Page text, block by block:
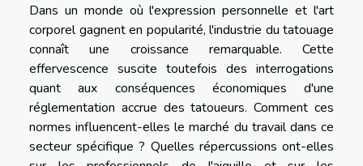
Dans un monde où l'expression personnelle et l'art
corporel gagnent en popularité, l'industrie du tatouage
connaît une croissance remarquable. Cette
effervescence suscite toutefois des interrogations
quant aux conséquences économiques d'une
réglementation accrue des tatoueurs. Comment ces
normes influencent-elles le marché du travail dans ce
secteur spécifique ? Quelles répercussions ont-elles